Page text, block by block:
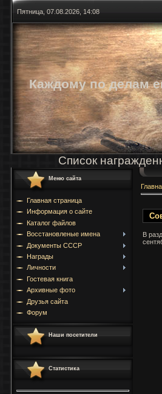
Пятница, 07.08.2026, 14:08
Каждому по делам
Список
Меню сайта
Главная страница
Информация о сайте
Каталог файлов
Восстановленые имена
Документы СССР
Награды
Личности
Гостевая книга
Архивные фото
Друзья сайта
Форум
Наши посетители
Статистика
В